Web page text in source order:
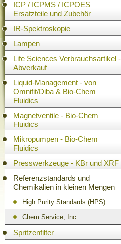
ICP / ICPMS / ICPOES
Ersatzteile und Zubehör
IR-Spektroskopie
Lampen
Life Sciences Verbrauchsartikel -
Abverkauf
Liquid-Management - von
Omnifit/Diba & Bio-Chem
Fluidics
Magnetventile - Bio-Chem
Fluidics
Mikropumpen - Bio-Chem
Fluidics
Presswerkzeuge - KBr und XRF
Referenzstandards und
Chemikalien in kleinen Mengen
High Purity Standards (HPS)
Chem Service, Inc.
Spritzenfilter